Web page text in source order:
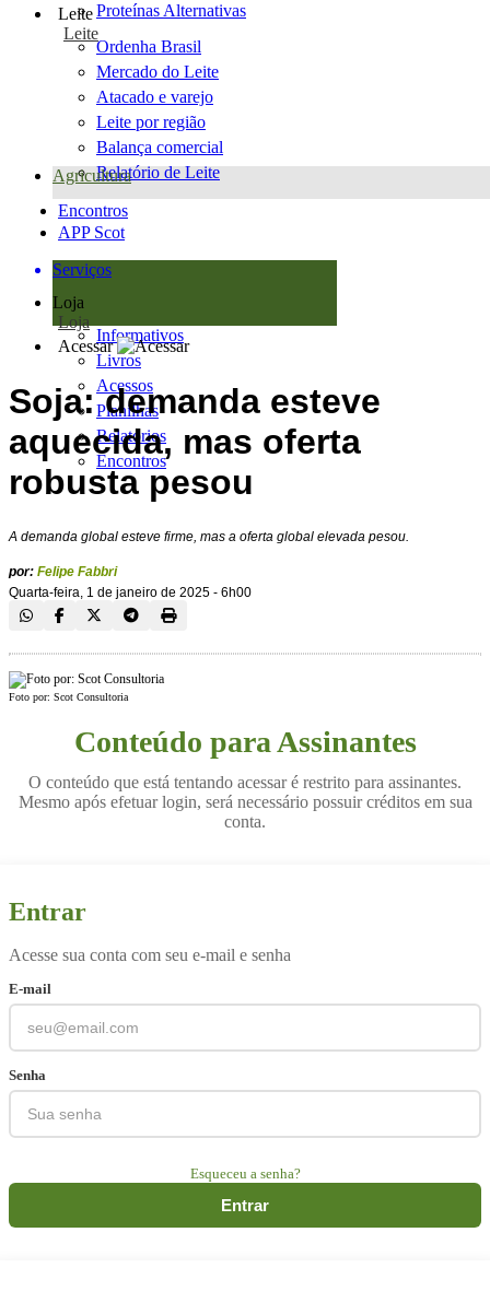
Proteínas Alternativas
Leite
Leite
Ordenha Brasil
Mercado do Leite
Atacado e varejo
Leite por região
Balança comercial
Relatório de Leite
Agricultura
Encontros
APP Scot
Serviços
Loja
Loja
Informativos
Livros
Acessos
Planilhas
Relatórios
Encontros
Acessar
Soja: demanda esteve
aquecida, mas oferta
robusta pesou
A demanda global esteve firme, mas a oferta global elevada pesou.
por: Felipe Fabbri
Quarta-feira, 1 de janeiro de 2025 - 6h00
Foto por: Scot Consultoria
Conteúdo para Assinantes
O conteúdo que está tentando acessar é restrito para assinantes.
Mesmo após efetuar login, será necessário possuir créditos em sua
conta.
Entrar
Acesse sua conta com seu e-mail e senha
E-mail
Senha
Esqueceu a senha?
Entrar